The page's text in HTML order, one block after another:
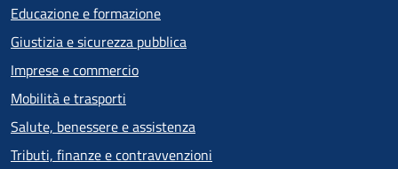
Educazione e formazione
Giustizia e sicurezza pubblica
Imprese e commercio
Mobilità e trasporti
Salute, benessere e assistenza
Tributi, finanze e contravvenzioni